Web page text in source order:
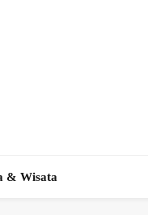
& Wisata